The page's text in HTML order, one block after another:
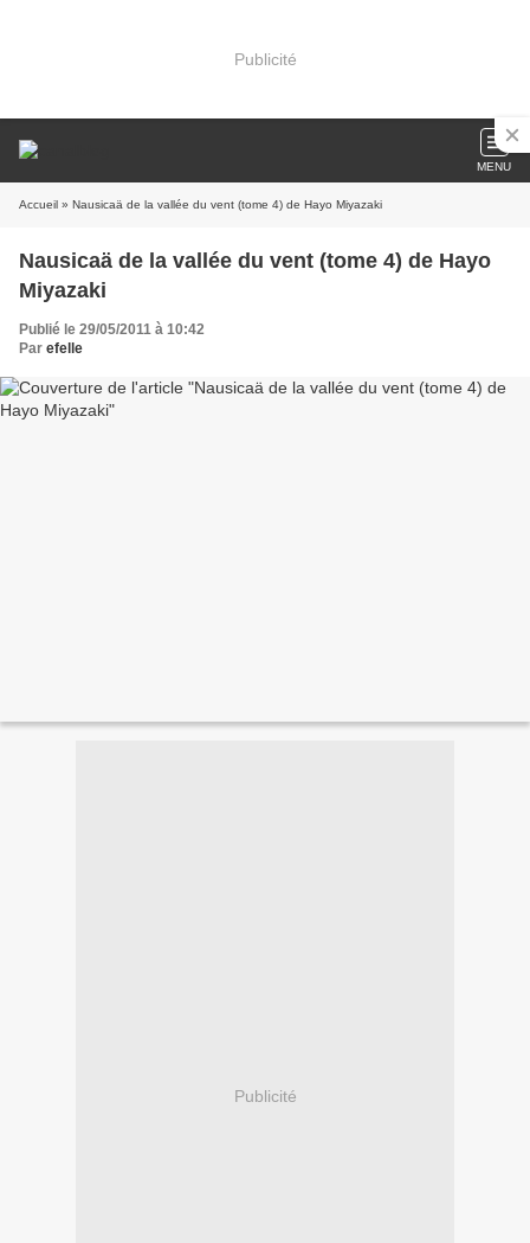
Publicité
MENU
Accueil » Nausicaä de la vallée du vent (tome 4) de Hayo Miyazaki
Nausicaä de la vallée du vent (tome 4) de Hayo
Miyazaki
Publié le 29/05/2011 à 10:42
Par efelle
Publicité